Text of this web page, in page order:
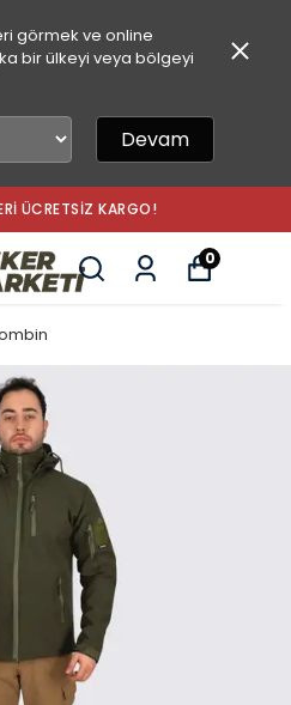
görmek ve online
bir ülkeyi veya bölgeyi
Devam
ÜCRETSIZ KARGO!
0